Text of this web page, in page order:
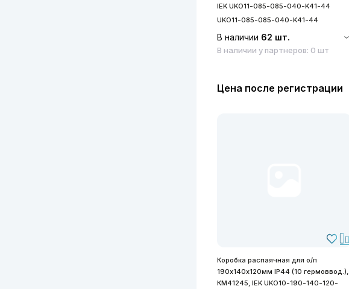
IEK UKO11-085-085-040-K41-44
UKO11-085-085-040-K41-44
В наличии 62 шт.
В наличии у партнеров: 0 шт
Цена после регистрации
Коробка распаячная для о/п
190х140х120мм IP44 (10 гермоввод.),
КМ41245, IEK UKO10-190-140-120-